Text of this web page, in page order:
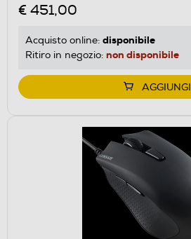
€ 451,00
Acquisto online: disponibile
Ritiro in negozio: non disponibile
AGGIUNGI